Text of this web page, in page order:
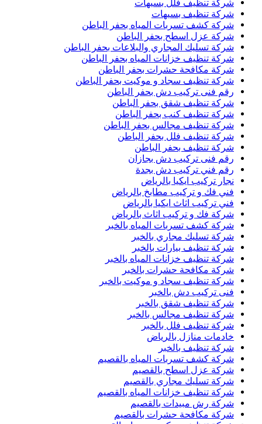
شركة تنظيف فلل بسيهات
شركة تنظيف بسيهات
شركة كشف تسربات المياه بحفر الباطن
شركة عزل اسطح بحفر الباطن
شركة تسليك المجاري والبلاعات بحفر الباطن
شركة تنظيف خزانات المياه بحفر الباطن
شركة مكافحة حشرات بحفر الباطن
شركة تنظيف سجاد و موكيت بحفر الباطن
رقم فنى تركيب دش بحفر الباطن
شركة تنظيف شقق بحفر الباطن
شركة تنظيف كنب بحفر الباطن
شركة تنظيف مجالس بحفر الباطن
شركة تنظيف فلل بحفر الباطن
شركة تنظيف بحفر الباطن
رقم فنى تركيب دش بجازان
رقم فني تركيب دش بجدة
نجار تركيب ايكيا بالرياض
فني فك و تركيب مطابخ بالرياض
فني تركيب اثاث ايكيا بالرياض
شركة فك و تركيب اثاث بالرياض
شركة كشف تسربات المياه بالخبر
شركة تسليك مجاري بالخبر
شركة تنظيف بيارات بالخبر
شركة تنظيف خزانات المياه بالخبر
شركة مكافحة حشرات بالخبر
شركة تنظيف سجاد و موكيت بالخبر
فنى تركيب دش بالخبر
شركة تنظيف شقق بالخبر
شركة تنظيف مجالس بالخبر
شركة تنظيف فلل بالخبر
خادمات منازل بالرياض
شركة تنظيف بالخبر
شركة كشف تسربات المياه بالقصيم
شركة عزل اسطح بالقصيم
شركة تسليك مجاري بالقصيم
شركة تنظيف خزانات المياه بالقصيم
شركة رش مبيدات بالقصيم
شركة مكافحة حشرات بالقصيم